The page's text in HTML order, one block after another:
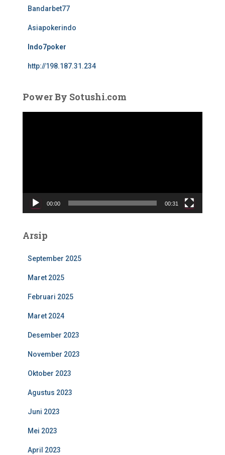
Bandarbet77
Asiapokerindo
Indo7poker
http://198.187.31.234
Power By Sotushi.com
V
o
00:00 00:31
Arsip
September 2025
Maret 2025
Februari 2025
Maret 2024
Desember 2023
November 2023
Oktober 2023
Agustus 2023
Juni 2023
Mei 2023
April 2023